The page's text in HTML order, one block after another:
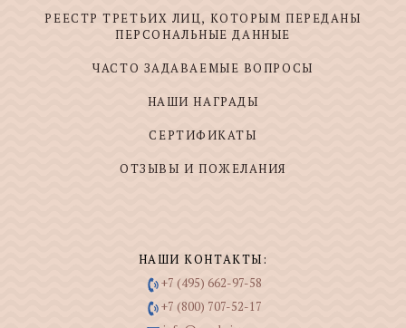
РЕЕСТР ТРЕТЬИХ ЛИЦ, КОТОРЫМ ПЕРЕДАНЫ
ПЕРСОНАЛЬНЫЕ ДАННЫЕ
ЧАСТО ЗАДАВАЕМЫЕ ВОПРОСЫ
НАШИ НАГРАДЫ
СЕРТИФИКАТЫ
ОТЗЫВЫ И ПОЖЕЛАНИЯ
НАШИ КОНТАКТЫ:
+7 (495) 662-97-58
+7 (800) 707-52-17